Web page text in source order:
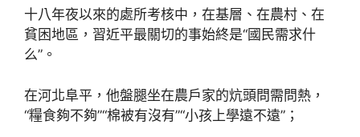
十八年夜以來的處所考核中，在基層、在農村、在
貧困地區，習近平最關切的事始終是“國民需求什
么”。
在河北阜平，他盤腿坐在農戶家的炕頭問需問熱，
“糧食夠不夠”“棉被有沒有”“小孩上學遠不遠”；